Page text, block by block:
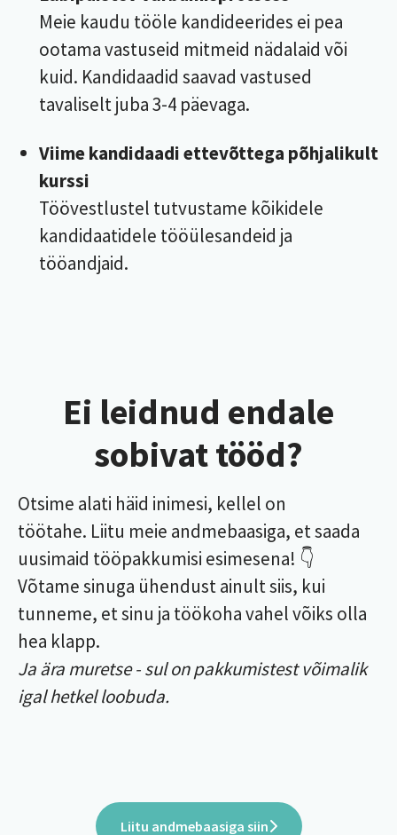
Meie kaudu tööle kandideerides ei pea
ootama vastuseid mitmeid nädalaid või
kuid. Kandidaadid saavad vastused
tavaliselt juba 3-4 päevaga.
Viime kandidaadi ettevõttega põhjalikult
kurssi
Töövestlustel tutvustame kõikidele
kandidaatidele tööülesandeid ja
tööandjaid.
Ei leidnud endale
sobivat tööd?
Otsime alati häid inimesi, kellel on
töötahe. Liitu meie andmebaasiga, et saada
uusimaid tööpakkumisi esimesena! 👇
Võtame sinuga ühendust ainult siis, kui
tunneme, et sinu ja töökoha vahel võiks olla
hea klapp.
Ja ära muretse - sul on pakkumistest võimalik
igal hetkel loobuda.
Liitu andmebaasiga siin